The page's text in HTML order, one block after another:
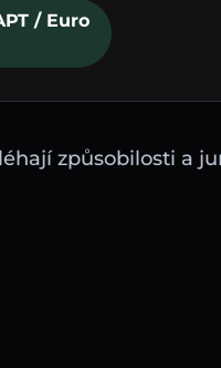
/ Euro
způsobilosti a